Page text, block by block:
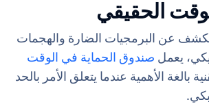
عن البرمجيات الضارة والهجمات
يعمل صندوق الحماية في الوقت
بالغة الأهمية عندما يتعلق الأمر بالحد